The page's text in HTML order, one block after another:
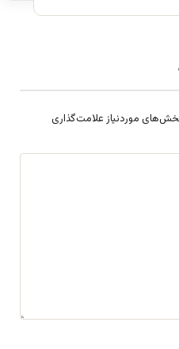
موردنیاز علامت‌گذاری